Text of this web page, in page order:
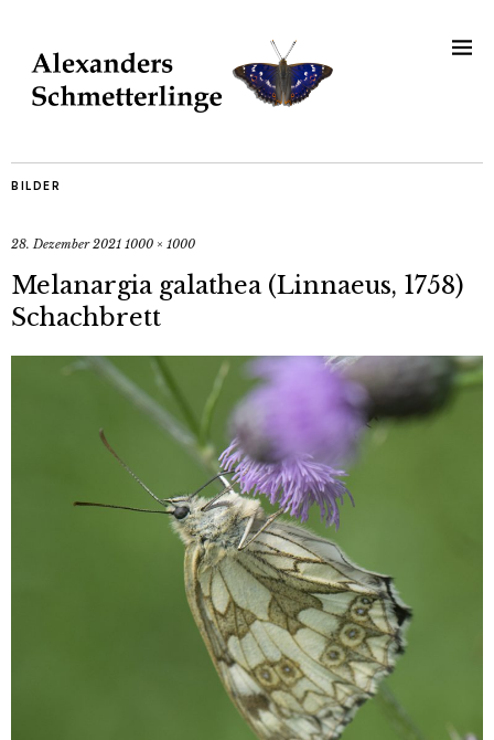
BILDER
28. Dezember 2021 1000 × 1000
Melanargia galathea (Linnaeus, 1758)
Schachbrett